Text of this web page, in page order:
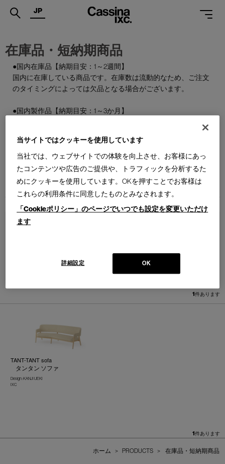
.
SERVICES
SUPPORT
SHOPS
CATALOGUES
PROFESSIONAL
JP
在庫品・短納期商品
●国内在庫品【納期目安：1～2週間】
国内に在庫している商品です。在庫数は流動的なため、ご注文
のタイミングによっては欠品となる場合がございます。
●国内製作品【納期目安：1～3か月】
●特別在庫品【納期目安：1～2週間】
通常はお届けまで約6か月を要する輸入商品の一部を、期間限
定で国内在庫としてご用意しております。数量限定のため、な
くなり次第終了となります。
1件あります
TANT-TANT sofa
タンタン ソファ
Design : KANJI UEKI
IXC
1件あります
ホーム > PRODUCTS > 在庫品・短納期商品
当サイトではクッキーを使用しています
当社では、ウェブサイトでの体験を向上させ、お客様にあっ
たコンテンツや広告のご提供や、トラフィックを分析するた
めにクッキーを使用しています。OKを押すことでお客様は
これらの利用条件に同意したものとみなされます。
「Cookieポリシー」のページでいつでも設定を変更いただけ
ます
OK
詳細設定